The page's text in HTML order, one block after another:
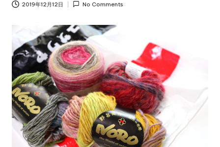
2019年12月12日 No Comments